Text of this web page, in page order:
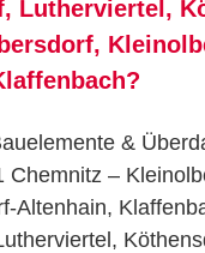
Lutherviertel,
&
Chemnitz –
Altenhain,